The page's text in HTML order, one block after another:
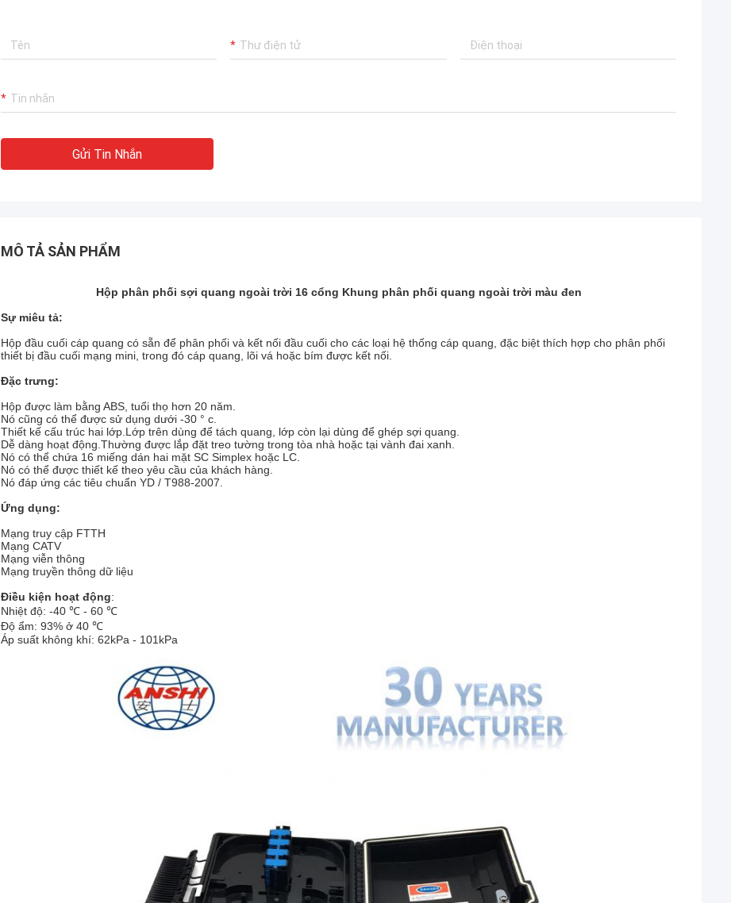
Rất có kinh nghiệm nhà sản xuất !!
Gửi Tin Nhắn
MÔ TẢ SẢN PHẨM
Hộp phân phối sợi quang ngoài trời 16 cổng Khung phân phối quang ngoài trời màu đen
Sự miêu tả:
Hộp đầu cuối cáp quang có sẵn để phân phối và kết nối đầu cuối cho các loại hệ thống cáp quang, đặc biệt thích hợp cho phân phối
thiết bị đầu cuối mạng mini, trong đó cáp quang, lõi vá hoặc bím được kết nối.
Đặc trưng:
Hộp được làm bằng ABS, tuổi thọ hơn 20 năm.
Nó cũng có thể được sử dụng dưới -30 ° c.
Thiết kế cấu trúc hai lớp.Lớp trên dùng để tách quang, lớp còn lại dùng để ghép sợi quang.
Dễ dàng hoạt động.Thường được lắp đặt treo tường trong tòa nhà hoặc tại vành đai xanh.
Nó có thể chứa 16 miếng dán hai mặt SC Simplex hoặc LC.
Nó có thể được thiết kế theo yêu cầu của khách hàng.
Nó đáp ứng các tiêu chuẩn YD / T988-2007.
Ứng dụng:
Mạng truy cập FTTH
Mạng CATV
Mạng viễn thông
Mạng truyền thông dữ liệu
Điều kiện hoạt động:
Nhiệt độ: -40 ℃ - 60 ℃
Độ ẩm: 93% ở 40 ℃
Áp suất không khí: 62kPa - 101kPa